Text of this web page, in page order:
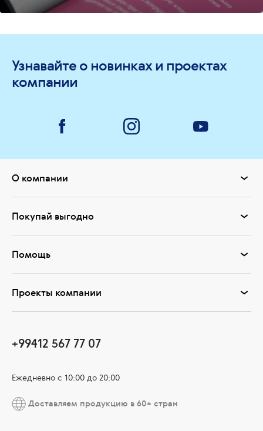
Узнавайте о новинках и проектах
компании
О компании
Покупай выгодно
Помощь
Проекты компании
+99412 567 77 07
Ежедневно с 10:00 до 20:00
Доставляем продукцию в 60+ стран